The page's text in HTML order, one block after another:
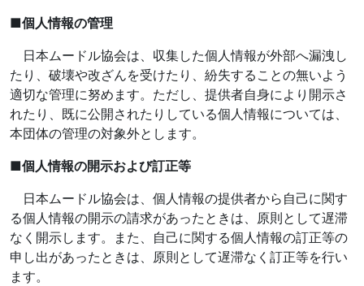
■個人情報の管理
日本ムードル協会は、収集した個人情報が外部へ漏洩し
たり、破壊や改ざんを受けたり、紛失することの無いよう
適切な管理に努めます。ただし、提供者自身により開示さ
れたり、既に公開されたりしている個人情報については、
本団体の管理の対象外とします。
■個人情報の開示および訂正等
日本ムードル協会は、個人情報の提供者から自己に関す
る個人情報の開示の請求があったときは、原則として遅滞
なく開示します。また、自己に関する個人情報の訂正等の
申し出があったときは、原則として遅滞なく訂正等を行い
ます。